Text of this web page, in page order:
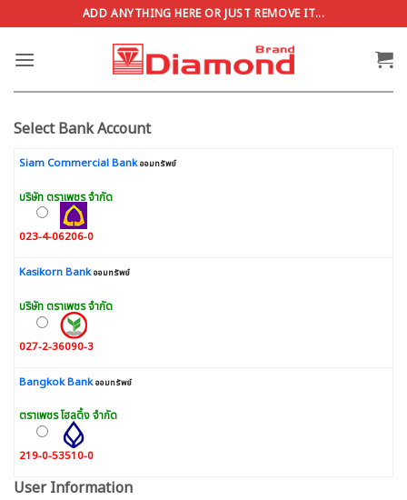
to
content
ADD ANYTHING HERE OR JUST REMOVE IT...
Select Bank Account
Siam Commercial Bank ออมทรัพย์
บริษัท ตราเพชร จำกัด
023-4-06206-0
Kasikorn Bank ออมทรัพย์
บริษัท ตราเพชร จำกัด
027-2-36090-3
Bangkok Bank ออมทรัพย์
ตราเพชร โฮลดิ้ง จำกัด
219-0-53510-0
User Information